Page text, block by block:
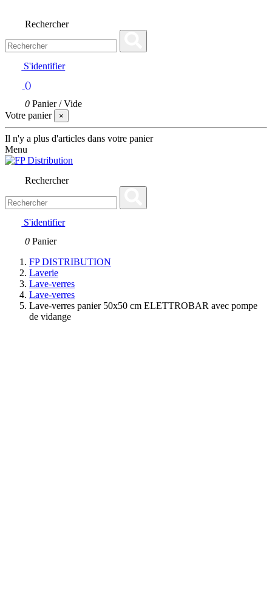
Rechercher
S'identifier
()
0 Panier /Vide
Votre panier
×
Il n'y a plus d'articles dans votre panier
Menu
Rechercher
S'identifier
0 Panier
FP DISTRIBUTION
Laverie
Lave-verres
Lave-verres
Lave-verres panier 50x50 cm ELETTROBAR avec pompe
de vidange